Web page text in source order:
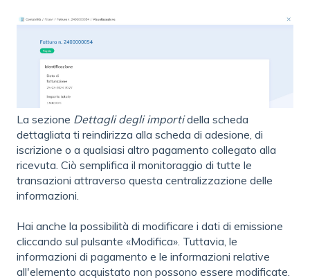
La sezione Dettagli degli importidella scheda
dettagliata ti reindirizza alla scheda di adesione, di
iscrizione o a qualsiasi altro pagamento collegato alla
ricevuta. Ciò semplifica il monitoraggio di tutte le
transazioni attraverso questa centralizzazione delle
informazioni.
Hai anche la possibilità di modificare i dati di emissione
cliccando sul pulsante «Modifica». Tuttavia, le
informazioni di pagamento e le informazioni relative
all'elemento acquistato non possono essere modificate.